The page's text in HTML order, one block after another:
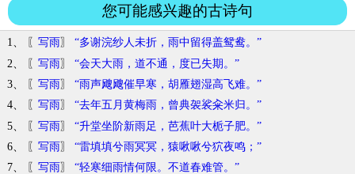
您可能感兴趣的古诗句
1、 〖 写雨〗 “多谢浣纱人未折，雨中留得盖鸳鸯。”
2、 〖 写雨〗 “会天大雨，道不通，度已失期。”
3、 〖 写雨〗 “雨声飕飕催早寒，胡雁翅湿高飞难。”
4、 〖 写雨〗 “去年五月黄梅雨，曾典袈裟籴米归。”
5、 〖 写雨〗 “升堂坐阶新雨足，芭蕉叶大栀子肥。”
6、 〖 写雨〗 “雷填填兮雨冥冥，猿啾啾兮狖夜鸣；”
7、 〖 写雨〗 “轻寒细雨情何限。不道春难管。”